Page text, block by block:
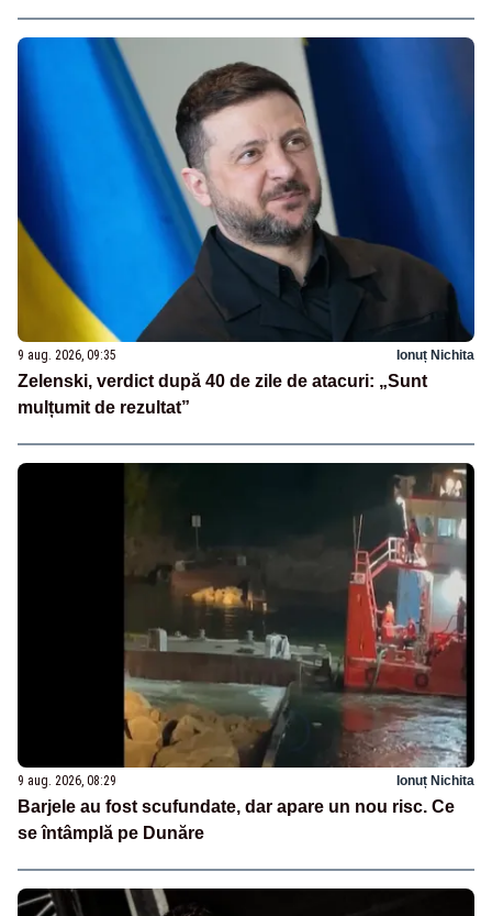
9 aug. 2026, 09:35 Ionuț Nichita
Zelenski, verdict după 40 de zile de atacuri: „Sunt
mulțumit de rezultat”
9 aug. 2026, 08:29 Ionuț Nichita
Barjele au fost scufundate, dar apare un nou risc. Ce
se întâmplă pe Dunăre